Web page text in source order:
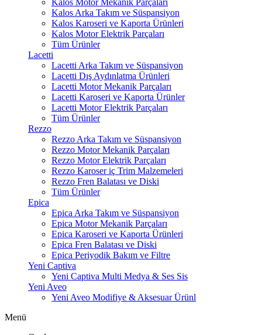
Kalos Motor Mekanik Parçaları
Kalos Arka Takım ve Süspansiyon
Kalos Karoseri ve Kaporta Ürünleri
Kalos Motor Elektrik Parçaları
Tüm Ürünler
Lacetti
Lacetti Arka Takım ve Süspansiyon
Lacetti Dış Aydınlatma Ürünleri
Lacetti Motor Mekanik Parçaları
Lacetti Karoseri ve Kaporta Ürünler
Lacetti Motor Elektrik Parçaları
Tüm Ürünler
Rezzo
Rezzo Arka Takım ve Süspansiyon
Rezzo Motor Mekanik Parçaları
Rezzo Motor Elektrik Parçaları
Rezzo Karoser iç Trim Malzemeleri
Rezzo Fren Balatası ve Diski
Tüm Ürünler
Epica
Epica Arka Takım ve Süspansiyon
Epica Motor Mekanik Parçaları
Epica Karoseri ve Kaporta Ürünleri
Epica Fren Balatası ve Diski
Epica Periyodik Bakım ve Filtre
Yeni Captiva
Yeni Captiva Multi Medya & Ses Sis
Yeni Aveo
Yeni Aveo Modifiye & Aksesuar Ürünl
Menü